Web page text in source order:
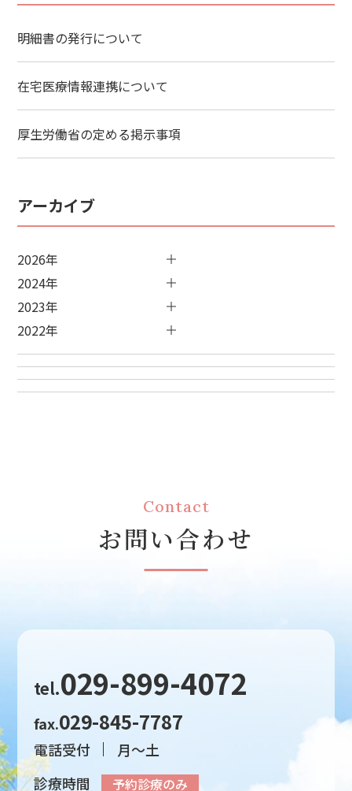
明細書の発行について
在宅医療情報連携について
厚生労働省の定める掲示事項
アーカイブ
2026年
2024年
2023年
2022年
Contact
お問い合わせ
tel.029-899-4072
fax.029-845-7787
電話受付
月～土
診療時間
予約診療のみ